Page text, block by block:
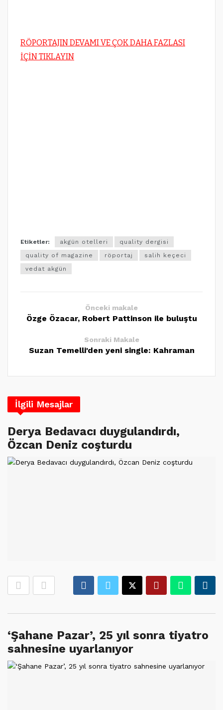
RÖPORTAJIN DEVAMI VE ÇOK DAHA FAZLASI
İÇİN TIKLAYIN
Etiketler: akgün otelleri
quality dergisi
quality of magazine
röportaj
salih keçeci
vedat akgün
Önceki makale
Özge Özacar, Robert Pattinson ile buluştu
Sonraki Makale
Suzan Temelli'den yeni single: Kahraman
İlgili Mesajlar
Derya Bedavacı duygulandırdı,
Özcan Deniz coşturdu
‘Şahane Pazar’, 25 yıl sonra tiyatro
sahnesine uyarlanıyor